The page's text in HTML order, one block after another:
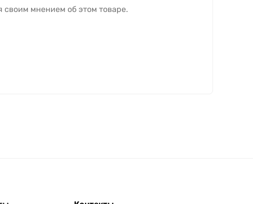
своим мнением об этом товаре.